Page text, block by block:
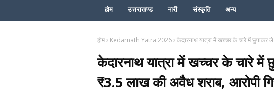
होम उत्तराखण्ड नारी संस्कृति अन्य
होम Kedarnath Yatra 2026 केदारनाथ यात्रा में खच्चर के चारे में छुपाकर
केदारनाथ यात्रा में खच्चर के चारे में
₹3.5 लाख की अवैध शराब, आरोपी